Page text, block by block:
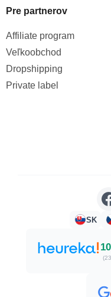
Pre partnerov
Affiliate program
Veľkoobchod
Dropshipping
Private label
SK